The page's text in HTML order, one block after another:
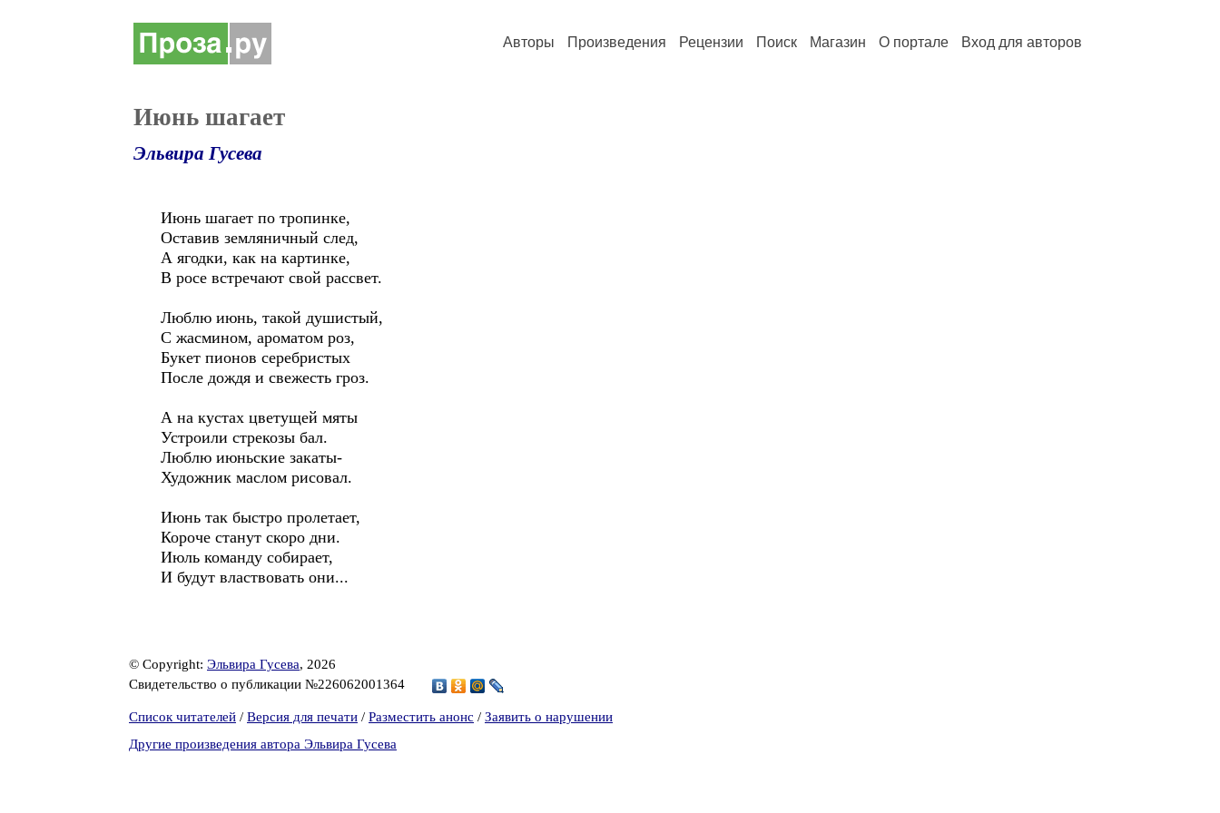
Авторы Произведения Рецензии Поиск Магазин О портале Вход для авторов
Июнь шагает
Эльвира Гусева
Июнь шагает по тропинке,
Оставив земляничный след,
А ягодки, как на картинке,
В росе встречают свой рассвет.
Люблю июнь, такой душистый,
С жасмином, ароматом роз,
Букет пионов серебристых
После дождя и свежесть гроз.
А на кустах цветущей мяты
Устроили стрекозы бал.
Люблю июньские закаты-
Художник маслом рисовал.
Июнь так быстро пролетает,
Короче станут скоро дни.
Июль команду собирает,
И будут властвовать они...
© Copyright: Эльвира Гусева, 2026
Свидетельство о публикации №226062001364
Список читателей / Версия для печати / Разместить анонс / Заявить о нарушении
Другие произведения автора Эльвира Гусева